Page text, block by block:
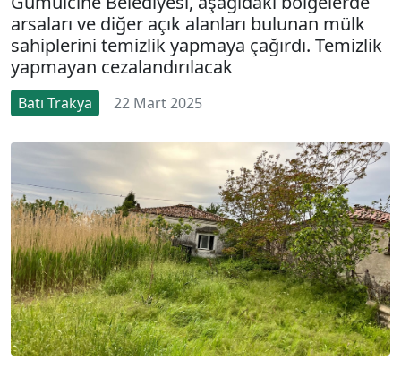
arsaları ve diğer açık alanları bulunan mülk
sahiplerini temizlik yapmaya çağırdı. Temizlik
yapmayan cezalandırılacak
Batı Trakya 22 Mart 2025